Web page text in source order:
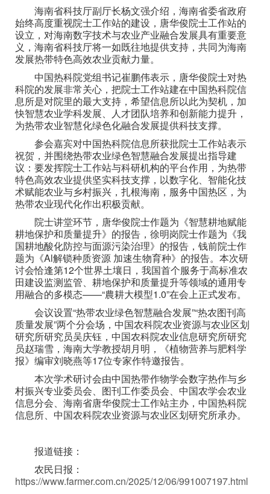
海南省科技厅副厅长杨文强介绍，海南省委省政府
始终高度重视院士工作站的建设，唐华俊院士工作站的
设立，对海南数字技术与农业产业融合发展具有重要意
义，海南省科技厅将一如既往地提供支持，共同为海南
发展热带特色高效农业贡献力量。
中国热科院党组书记崔鹏伟表示，唐华俊院士对热
科院的发展非常关心，把院士工作站建在中国热科院信
息所是对院里的最大支持，希望信息所以此为契机，加
快智慧农业学科发展、人才团队培养和创新能力提升，
为热带农业智慧化绿色化融合发展提供科技支撑。
参会嘉宾对中国热科院信息所获批院士工作站表示
祝贺，并围绕热带农业绿色智慧融合发展提出指导建
议：要发挥院士工作站与科研机构的平台作用，为热带
特色高效农业提供坚实科技支撑，以数字化、智能化技
术赋能农业与乡村振兴，扎根海南，服务中国热区，为
热带农业现代化作出积极贡献。
院士讲堂环节，唐华俊院士作题为《智慧耕地赋能
耕地保护和质量提升》的报告，徐明岗院士作题为《我
国耕地酸化防控与面源污染治理》的报告，钱前院士作
题为《Al解锁种质资源 加速生物育种》的报告。本次研
讨会恰逢第12个世界土壤日，我国首个服务于高标准农
田建设监测监管、耕地保护和质量提升等领域的通用专
用融合的多模态——“農耕大模型1.0”在会上正式发布。
会议设置“热带农业绿色智慧融合发展”“热农图刊高
质量发展”两个分会场，中国农科院农业资源与农业区划
研究所研究员吴庆钰，中国农科院农业信息研究所研究
员赵瑞雪，海南大学教授胡月明，《植物营养与肥料学
报》编审刘晓燕等17位专家作特邀报告。
本次学术研讨会由中国热带作物学会数字热作与乡
村振兴专业委员会、图刊工作委员会、中国农学会农业
信息分会、海南省唐华俊院士工作站主办，中国热科院
信息所、中国农科院农业资源与农业区划研究所承办。
报道链接：
农民日报：
https://www.farmer.com.cn/2025/12/06/991007197.html